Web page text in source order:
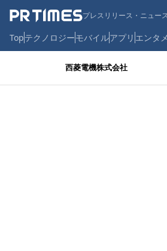
プレスリリース・ニュー
Topテクノロジーモバイルアプリ エンタメ
西菱電機株式会社